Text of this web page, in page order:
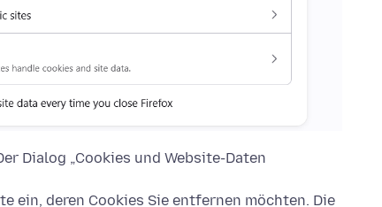
Dialog „Cookies und Website-Daten
ein, deren Cookies Sie entfernen möchten. Die